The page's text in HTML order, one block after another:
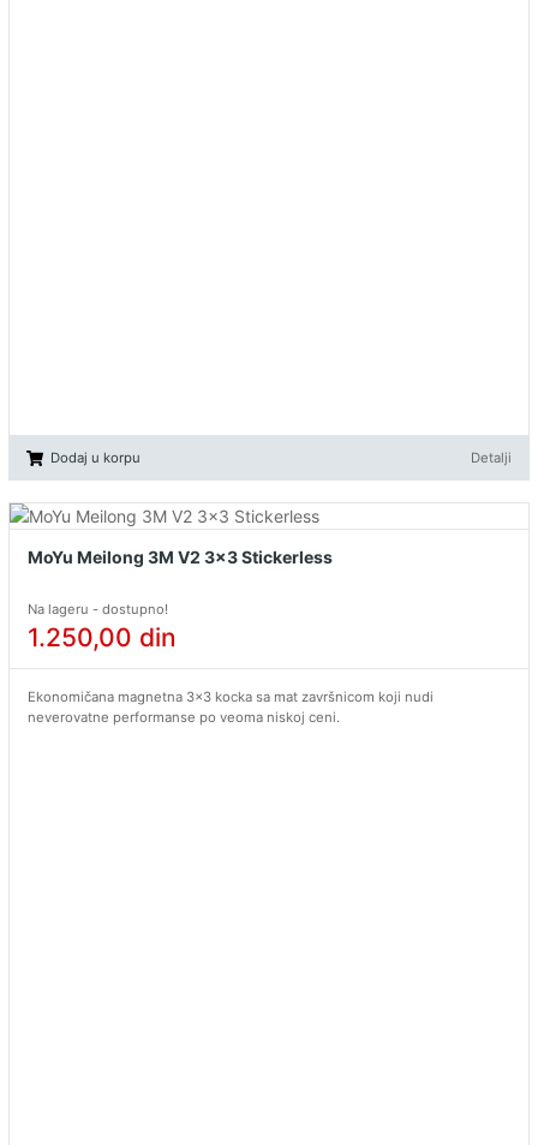
Dodaj u korpu Detalji
MoYu Meilong 3M V2 3x3 Stickerless
Na lageru - dostupno!
1.250,00 din
Ekonomičana magnetna 3x3 kocka sa mat završnicom koji nudi
neverovatne performanse po veoma niskoj ceni.